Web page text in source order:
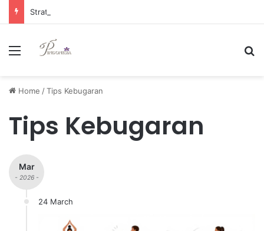
Menu
Home /Tips Kebugaran
Tips Kebugaran
Mar
- 2026 -
24 March